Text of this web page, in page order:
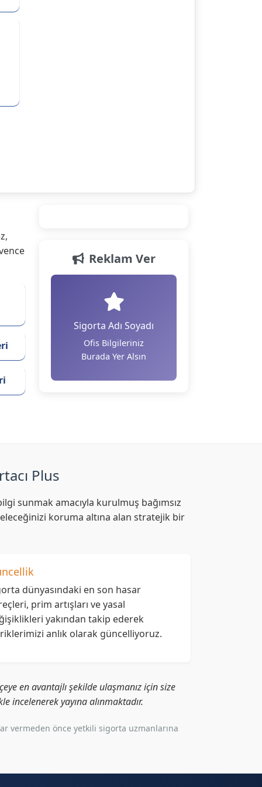
Reklam Ver
Sigorta Adı Soyadı
Ofis Bilgileriniz
Burada Yer Alsın
Plus
sunmak amacıyla kurulmuş bağımsız
koruma altına alan stratejik bir
dünyasındaki en son hasar
prim artışları ve yasal
yakından takip ederek
anlık olarak güncelliyoruz.
en avantajlı şekilde ulaşmanız için size
incelenerek yayına alınmaktadır.
vermeden önce yetkili sigorta uzmanlarına